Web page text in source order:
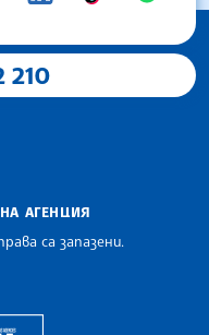
210
АГЕНЦИЯ
са запазени.
of the Balkan News Agencies